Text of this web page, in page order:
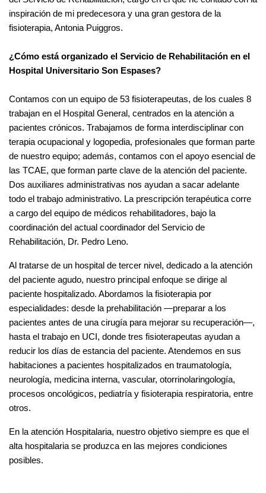
inspiración de mi predecesora y una gran gestora de la
fisioterapia, Antonia Puiggros.
¿Cómo está organizado el Servicio de Rehabilitación en el
Hospital Universitario Son Espases?
Contamos con un equipo de 53 fisioterapeutas, de los cuales 8
trabajan en el Hospital General, centrados en la atención a
pacientes crónicos. Trabajamos de forma interdisciplinar con
terapia ocupacional y logopedia, profesionales que forman parte
de nuestro equipo; además, contamos con el apoyo esencial de
las TCAE, que forman parte clave de la atención del paciente.
Dos auxiliares administrativas nos ayudan a sacar adelante
todo el trabajo administrativo. La prescripción terapéutica corre
a cargo del equipo de médicos rehabilitadores, bajo la
coordinación del actual coordinador del Servicio de
Rehabilitación, Dr. Pedro Leno.
Al tratarse de un hospital de tercer nivel, dedicado a la atención
del paciente agudo, nuestro principal enfoque se dirige al
paciente hospitalizado. Abordamos la fisioterapia por
especialidades: desde la prehabilitación —preparar a los
pacientes antes de una cirugía para mejorar su recuperación—,
hasta el trabajo en UCI, donde tres fisioterapeutas ayudan a
reducir los días de estancia del paciente. Atendemos en sus
habitaciones a pacientes hospitalizados en traumatología,
neurología, medicina interna, vascular, otorrinolaringología,
procesos oncológicos, pediatría y fisioterapia respiratoria, entre
otros.
En la atención Hospitalaria, nuestro objetivo siempre es que el
alta hospitalaria se produzca en las mejores condiciones
posibles.